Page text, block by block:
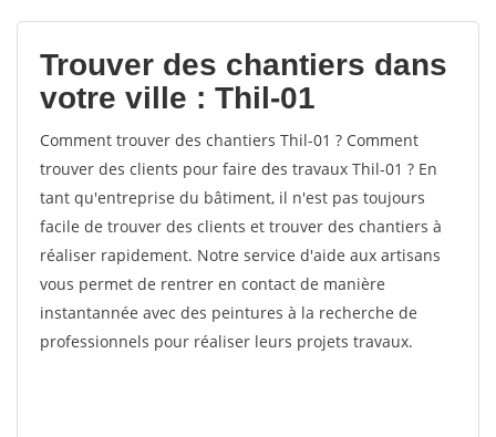
votes
Trouver des chantiers dans
votre ville : Thil-01
Comment trouver des chantiers Thil-01 ? Comment
trouver des clients pour faire des travaux Thil-01 ? En
tant qu'entreprise du bâtiment, il n'est pas toujours
facile de trouver des clients et trouver des chantiers à
réaliser rapidement. Notre service d'aide aux artisans
vous permet de rentrer en contact de manière
instantannée avec des peintures à la recherche de
professionnels pour réaliser leurs projets travaux.